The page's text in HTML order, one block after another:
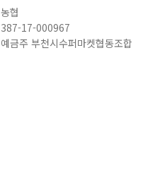
농협
387-17-000967
예금주 부천시수퍼마켓협동조합